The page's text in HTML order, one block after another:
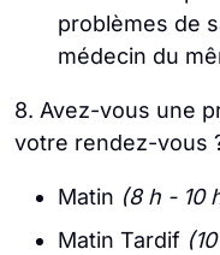
problèmes de
médecin du
8. Avez-vous une
votre rendez-vous
Matin (8 h - 10
Matin Tardif